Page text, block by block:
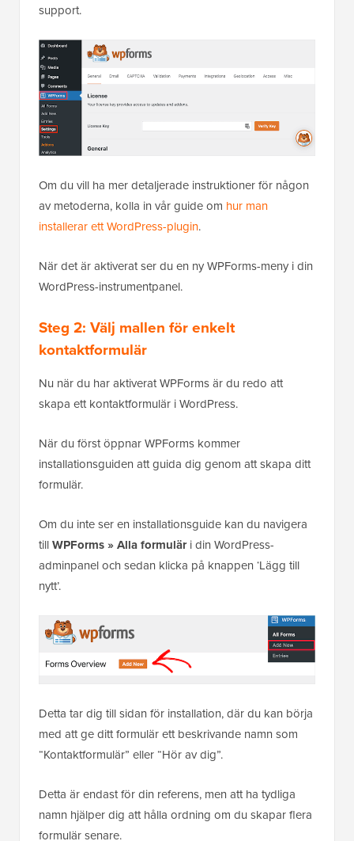
support.
Om du vill ha mer detaljerade instruktioner för någon
av metoderna, kolla in vår guide om hur man
installerar ett WordPress-plugin.
När det är aktiverat ser du en ny WPForms-meny i din
WordPress-instrumentpanel.
Steg 2: Välj mallen för enkelt
kontaktformulär
Nu när du har aktiverat WPForms är du redo att
skapa ett kontaktformulär i WordPress.
När du först öppnar WPForms kommer
installationsguiden att guida dig genom att skapa ditt
formulär.
Om du inte ser en installationsguide kan du navigera
tillWPForms » Alla formuläri din WordPress-
adminpanel och sedan klicka på knappen ‘Lägg till
nytt’.
Detta tar dig till sidan för installation, där du kan börja
med att ge ditt formulär ett beskrivande namn som
“Kontaktformulär” eller “Hör av dig”.
Detta är endast för din referens, men att ha tydliga
namn hjälper dig att hålla ordning om du skapar flera
formulär senare.